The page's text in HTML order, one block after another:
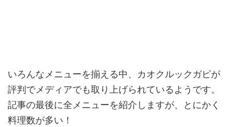
いろんなメニューを揃える中、カオクルックガピが
評判でメディアでも取り上げられているようです。
記事の最後に全メニューを紹介しますが、とにかく
料理数が多い！